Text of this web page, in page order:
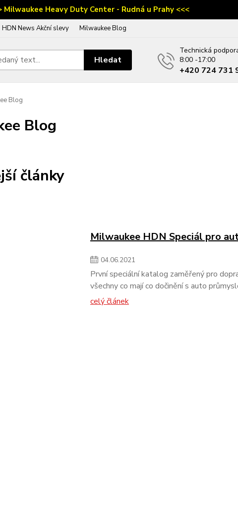
Milwaukee Heavy Duty Center - Rudná u Prahy <<<
HDN News Akční slevy Milwaukee Blog
Hledat
Technická
8:00 -17:00
‭+420 724 731
Blog
Blog
články
Milwaukee HDN Speciál pro
04.06.2021
První speciální katalog zaměřený pro
všechny co mají co dočinění s auto
celý článek